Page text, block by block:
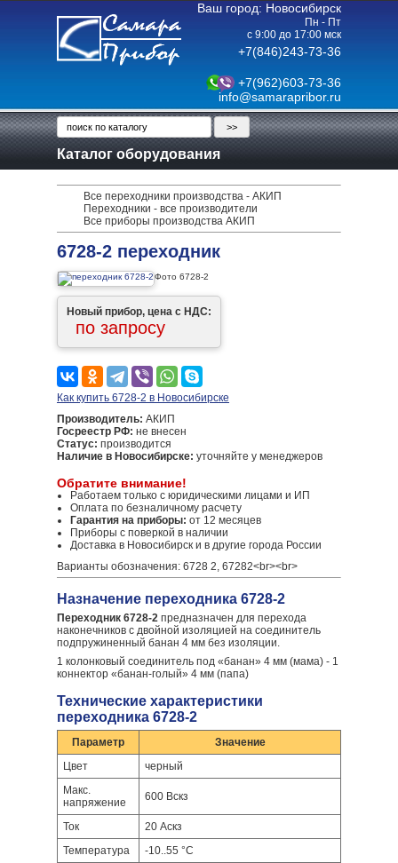
Ваш город: Новосибирск
Пн - Пт
с 9:00 до 17:00 мск
+7(846)243-73-36
+7(962)603-73-36
info@samarapribor.ru
Каталог оборудования
Все переходники производства - АКИП
Переходники - все производители
Все приборы производства АКИП
6728-2 переходник
Фото 6728-2
Новый прибор, цена с НДС:
по запросу
Как купить 6728-2 в Новосибирске
Производитель: АКИП
Госреестр РФ: не внесен
Статус: производится
Наличие в Новосибирске: уточняйте у менеджеров
Обратите внимание!
Работаем только с юридическими лицами и ИП
Оплата по безналичному расчету
Гарантия на приборы: от 12 месяцев
Приборы с поверкой в наличии
Доставка в Новосибирск и в другие города России
Варианты обозначения: 6728 2, 67282<br><br>
Назначение переходника 6728-2
Переходник 6728-2 предназначен для перехода
наконечников с двойной изоляцией на соединитель
подпружиненный банан 4 мм без изоляции.
1 колонковый соединитель под «банан» 4 мм (мама) - 1
коннектор «банан-голый» 4 мм (папа)
Технические характеристики
переходника 6728-2
Параметр
Значение
Цвет
черный
Макс.
напряжение
600 Вскз
Ток
20 Аскз
Температура
-10..55 °С